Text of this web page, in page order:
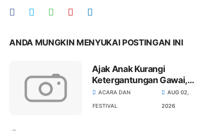
ANDA MUNGKIN MENYUKAI POSTINGAN INI
Ajak Anak Kurangi
Ketergantungan Gawai,
PKPA Gelar Festival Seni
dan Tradisi Ramah Anak
ACARA DAN
FESTIVAL
AUG 02,
2026